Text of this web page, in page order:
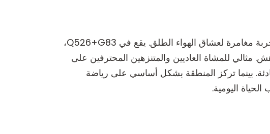
جسر معلق، يقع في المنطقة الخلابة في بانيا لوكا، هو مكان مثالي للمشي يعد بمشاهد مذهلة وتجربة مغامرة لعشاق الهواء الطلق. يقع في Q526+G83،
مثالي للمشاة العاديين والمتنزهين المحترفين على
بينما تركز المنطقة بشكل أساسي على رياضة
اليومية.